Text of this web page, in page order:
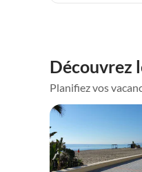
Découvrez
Planifiez vos